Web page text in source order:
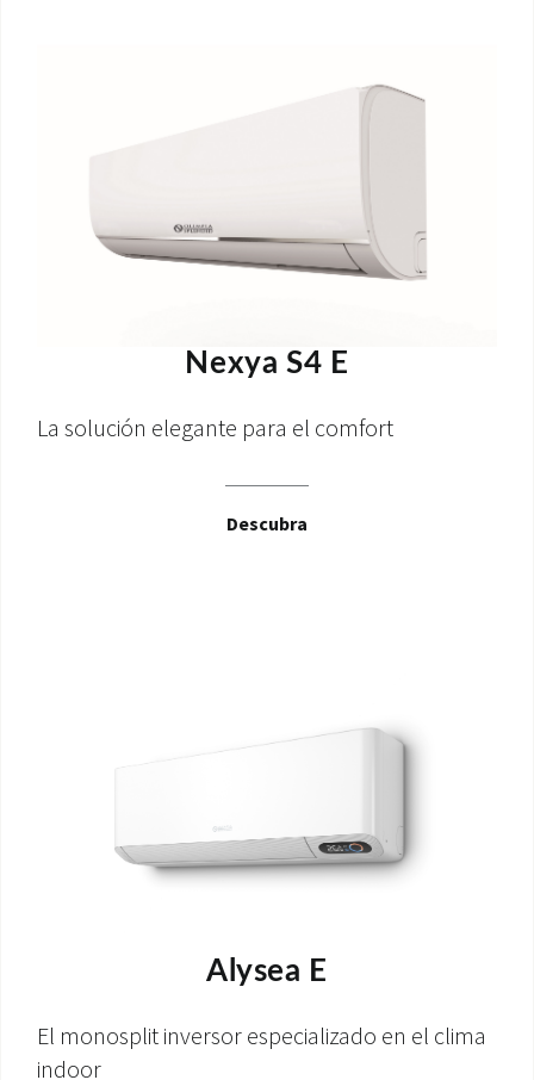
Nexya S4 E
La solución elegante para el comfort
Descubra
Alysea E
El monosplit inversor especializado en el clima
indoor